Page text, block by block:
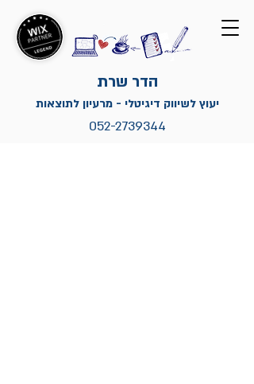
הדר שרת
יעוץ לשיווק דיגיטלי - מרעיון לתוצאות
052-2739344